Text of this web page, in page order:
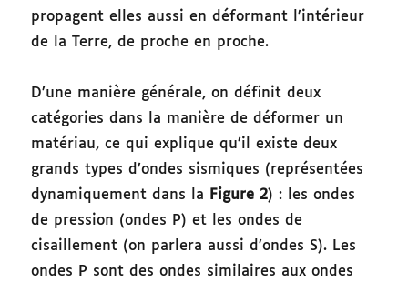
propagent elles aussi en déformant l’intérieur
de la Terre, de proche en proche.
D’une manière générale, on définit deux
catégories dans la manière de déformer un
matériau, ce qui explique qu’il existe deux
grands types d’ondes sismiques (représentées
dynamiquement dans la
Figure 2) : les ondes
de pression (ondes P) et les ondes de
cisaillement (on parlera aussi d’ondes S). Les
ondes P sont des ondes similaires aux ondes